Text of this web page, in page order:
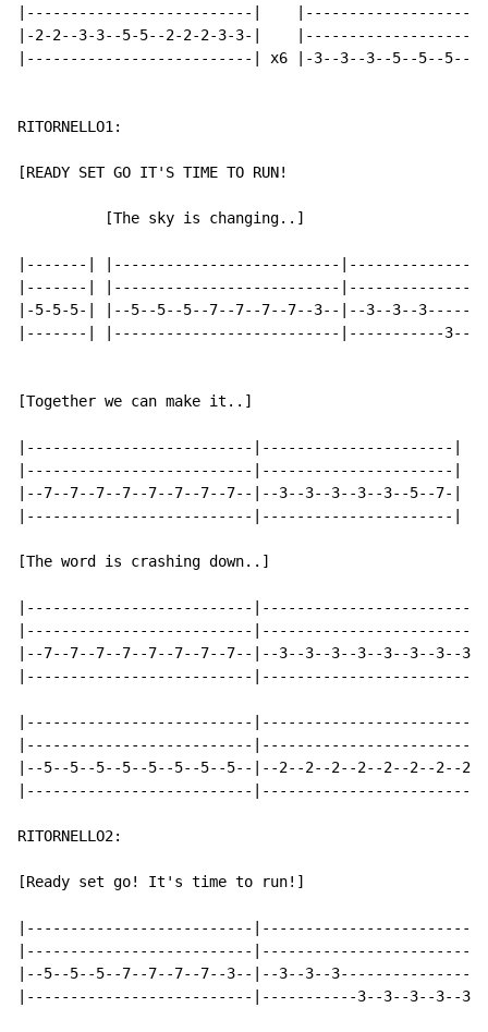
|--------------------------|
|-2-2--3-3--5-5--2-2-2-3-3-|
|--------------------------| x6 |-3--3--3--5--5--5--
RITORNELLO1:
[READY SET GO IT'S TIME TO RUN!
          [The sky is changing..]
|-------| |--------------------------
|-------| |--------------------------
|-5-5-5-| |--5--5--5--7--7--7--7--3--|--3--3--
|-------| |--------------------------|-----------3--3--
[Together we can make it..]
|--------------------------|----------------------|
|--------------------------|----------------------|
|--7--7--7--7--7--7--7--7--|--3--3--3--3--3--5--7-|
|--------------------------|----------------------|
[The word is crashing down..]
|--------------------------
|--------------------------
|--7--7--7--7--7--7--7--7--|--3--3--3--3--3--3--3--
|--------------------------
|--------------------------
|--------------------------
|--5--5--5--5--5--5--5--5--|--2--2--2--2--2--2--2--
|--------------------------
RITORNELLO2:
[Ready set go! It's time to run!]
|--------------------------|-------------------------|
|--------------------------|-------------------------|
|--5--5--5--7--7--7--7--3--|--3--3--3----------------|
|--------------------------|-----------3--3--3--3--3-|